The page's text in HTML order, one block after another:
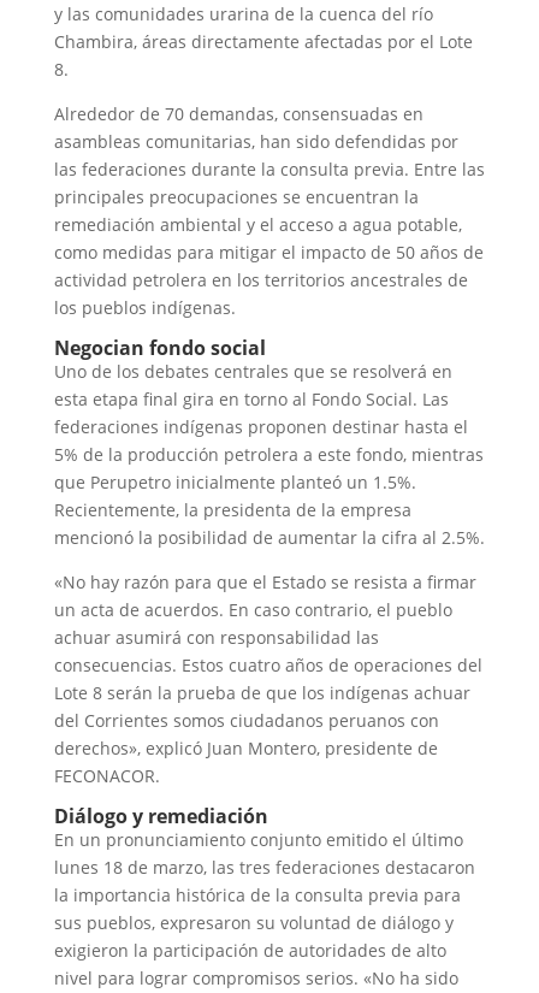
y las comunidades urarina de la cuenca del río
Chambira, áreas directamente afectadas por el Lote
8.
Alrededor de 70 demandas, consensuadas en
asambleas comunitarias, han sido defendidas por
las federaciones durante la consulta previa. Entre las
principales preocupaciones se encuentran la
remediación ambiental y el acceso a agua potable,
como medidas para mitigar el impacto de 50 años de
actividad petrolera en los territorios ancestrales de
los pueblos indígenas.
Negocian fondo social
Uno de los debates centrales que se resolverá en
esta etapa final gira en torno al Fondo Social. Las
federaciones indígenas proponen destinar hasta el
5% de la producción petrolera a este fondo, mientras
que Perupetro inicialmente planteó un 1.5%.
Recientemente, la presidenta de la empresa
mencionó la posibilidad de aumentar la cifra al 2.5%.
«No hay razón para que el Estado se resista a firmar
un acta de acuerdos. En caso contrario, el pueblo
achuar asumirá con responsabilidad las
consecuencias. Estos cuatro años de operaciones del
Lote 8 serán la prueba de que los indígenas achuar
del Corrientes somos ciudadanos peruanos con
derechos», explicó Juan Montero, presidente de
FECONACOR.
Diálogo y remediación
En un pronunciamiento conjunto emitido el último
lunes 18 de marzo, las tres federaciones destacaron
la importancia histórica de la consulta previa para
sus pueblos, expresaron su voluntad de diálogo y
exigieron la participación de autoridades de alto
nivel para lograr compromisos serios. «No ha sido